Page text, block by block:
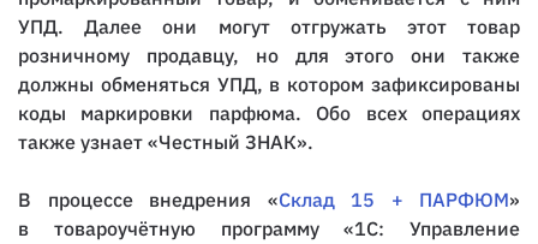
УПД. Далее они могут отгружать этот товар
розничному продавцу, но для этого они также
должны обменяться УПД, в котором зафиксированы
коды маркировки парфюма. Обо всех операциях
также узнает «Честный ЗНАК».
В процессе внедрения «Склад 15 + ПАРФЮМ»
в товароучётную программу «1С: Управление